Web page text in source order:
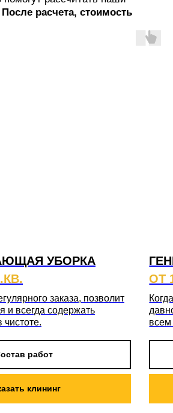
После расчета, стоимость
УБОРКА
заказа, позволит
и всегда содержать
чистоте.
работ
клининг
ОТ
всем